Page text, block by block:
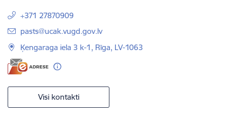
+371 27870909
E-pasts:
pasts@ucak.vugd.gov.lv
Ķengaraga iela 3 k-1, Rīga, LV-1063
Visi kontakti